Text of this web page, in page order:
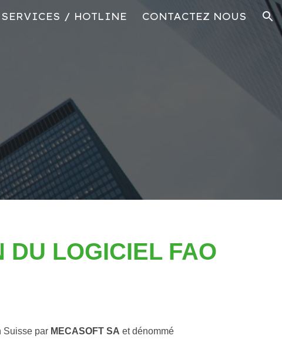
SERVICES / HOTLINE CONTACTEZ NOUS
DU LOGICIEL FAO
par MECASOFT SA
et dénommé